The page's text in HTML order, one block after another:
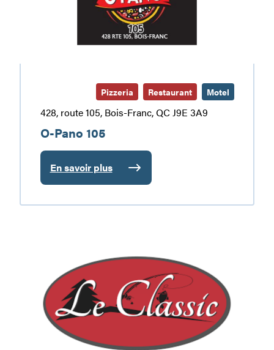
Pizzeria Restaurant Motel
428, route 105, Bois-Franc, QC J9E 3A9
O-Pano 105
En savoir plus
:
O-
Pano